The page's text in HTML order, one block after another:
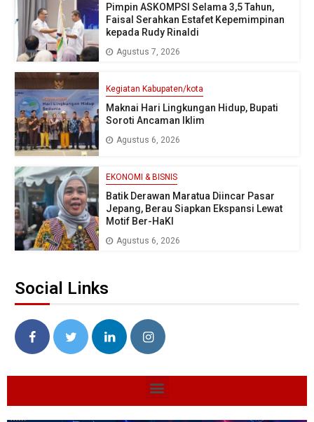
Pimpin ASKOMPSI Selama 3,5 Tahun,
Faisal Serahkan Estafet Kepemimpinan
kepada Rudy Rinaldi
Agustus 7, 2026
Kegiatan Kabupaten/kota
Maknai Hari Lingkungan Hidup, Bupati
Soroti Ancaman Iklim
Agustus 6, 2026
EKONOMI & BISNIS
Batik Derawan Maratua Diincar Pasar
Jepang, Berau Siapkan Ekspansi Lewat
Motif Ber-HaKI
Agustus 6, 2026
Social Links